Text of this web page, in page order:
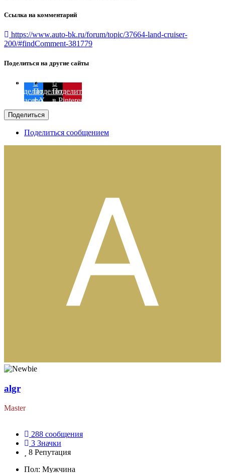
Ссылка на комментарий
https://www.auto-bk.ru/forum/topic/37664-land-cruiser-
200/#findComment-381779
Поделиться на другие сайты
Поделиться
в Facebook
Поделиться
в X
Поделиться
в Pinterest
Поделиться
Поделиться сообщением
algr
Master
288 сообщения
3 Значки
8 Репутация
Пол: Мужчина